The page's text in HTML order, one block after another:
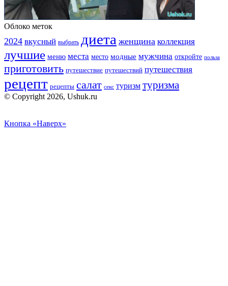
Облоко меток
2024 вкусный выбрать диета женщина коллекция
лучшие меню места место модные мужчина откройте польза
приготовить путешествие путешествий путешествия
рецепт рецепты салат секс туризм туризма
© Copyright 2026, Ushuk.ru
Кнопка «Наверх»